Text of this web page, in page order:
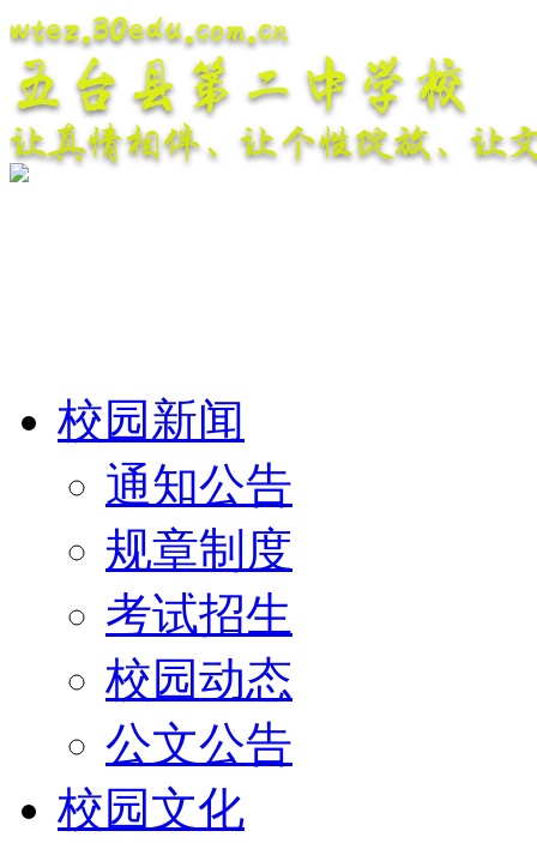
wtez.30edu.com.cn
五台县第二中学校
让真情相伴、让个性绽放、让
校园新闻
通知公告
规章制度
考试招生
校园动态
公文公告
校园文化